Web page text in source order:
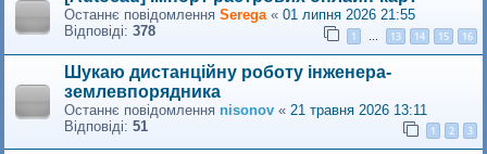
Останнє повідомлення Serega« 01 липня 2026 21:55
Відповіді: 378 1 … 13 14 15 16
Шукаю дистанційну роботу інженера-
землевпорядника
Останнє повідомлення nisonov « 21 травня 2026 13:11
Відповіді: 51 1 2 3